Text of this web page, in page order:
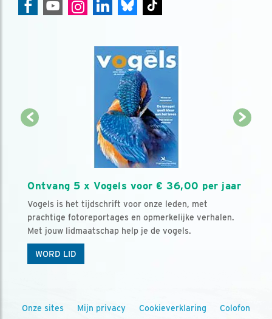
Ontvang 5 x Vogels voor € 36,00 per jaar
Vogels is het tijdschrift voor onze leden, met
prachtige fotoreportages en opmerkelijke verhalen.
Met jouw lidmaatschap help je de vogels.
WORD LID
Onze sites Mijn privacy Cookieverklaring Colofon